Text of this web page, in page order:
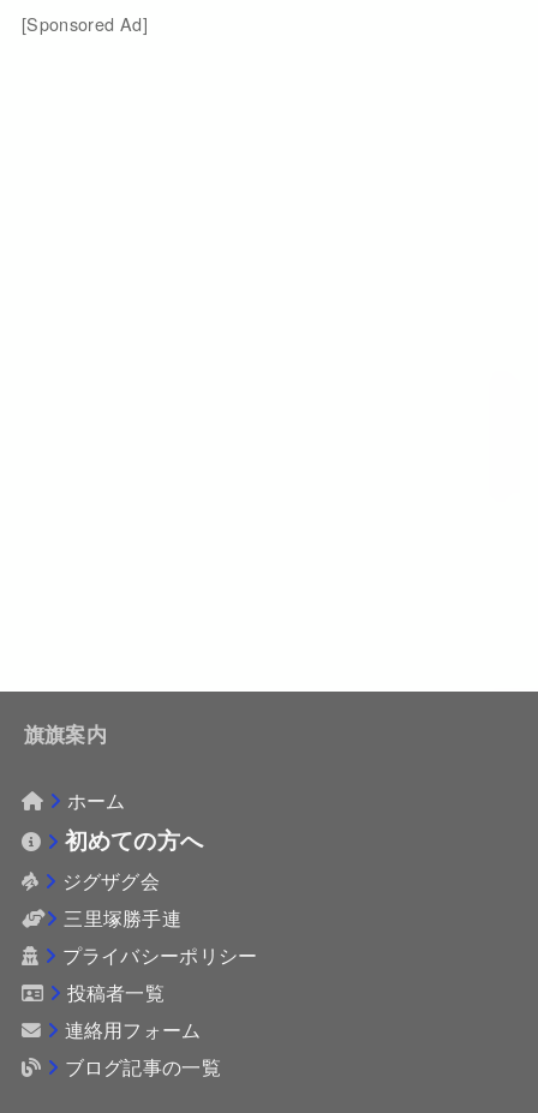
[Sponsored Ad]
旗旗案内
ホーム
初めての方へ
ジグザグ会
三里塚勝手連
プライバシーポリシー
投稿者一覧
連絡用フォーム
ブログ記事の一覧